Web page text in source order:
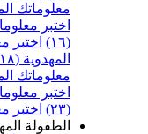
المهدوية (١٣)
معلوماتك المهدوية (١٥)
اختبر معلوماتك
اختبر
المهدوية (٢٠)
معلوماتك المهدوية (٢٢)
اختبر معلوماتك
المهدوية